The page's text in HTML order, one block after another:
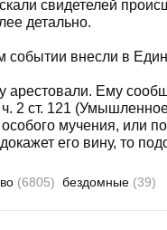
свидетелей
детально.
событии внесли в
арестовали. Ему
ч. 2 ст. 121
мучения, или
его вину, то
(6805) бездомные (39)